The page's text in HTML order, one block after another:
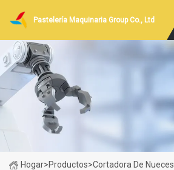
Pastelería Maquinaria Group Co., Ltd
Hogar>Productos>Cortadora De Nueces